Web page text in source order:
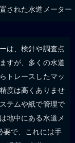
された水道メーター
は、検針や調査点
すが、多くの水道
トレースしたマッ
度は高くありませ
テムや紙で管理で
地中にある水道メ
要で、これには手